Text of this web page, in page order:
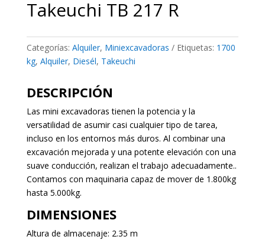
Takeuchi TB 217 R
Categorías: Alquiler, Miniexcavadoras Etiquetas: 1700
kg, Alquiler, Diesél, Takeuchi
DESCRIPCIÓN
Las mini excavadoras tienen la potencia y la
versatilidad de asumir casi cualquier tipo de tarea,
incluso en los entornos más duros. Al combinar una
excavación mejorada y una potente elevación con una
suave conducción, realizan el trabajo adecuadamente..
Contamos con maquinaria capaz de mover de 1.800kg
hasta 5.000kg.
DIMENSIONES
Altura de almacenaje: 2.35 m